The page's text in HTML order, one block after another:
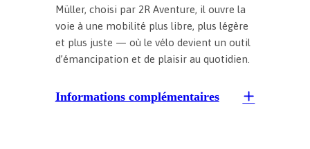
Müller, choisi par 2R Aventure, il ouvre la
voie à une mobilité plus libre, plus légère
et plus juste — où le vélo devient un outil
d’émancipation et de plaisir au quotidien.
Informations complémentaires